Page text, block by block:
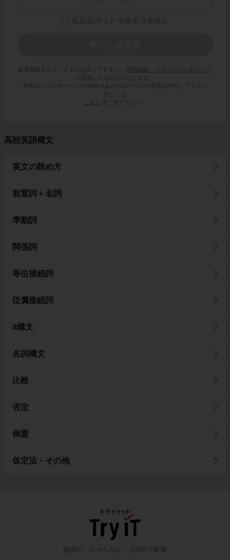
会員登録をクリックまたはタップすると、
利用規約・プライバシーポリシー
に同意したものとみなします。
ご利用のメールサービスで @try-it.jp からのメールの受信を許可して下さい。
詳しくは
こちら
をご覧ください。
高校英語構文
英文の眺め方
前置詞＋名詞
準動詞
関係詞
等位接続詞
従属接続詞
it構文
名詞構文
比較
否定
倒置
仮定法・その他
勉強の「わからない」を5分で解決